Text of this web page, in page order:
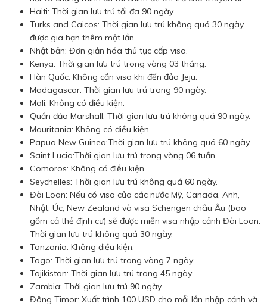
Haiti: Thời gian lưu trú tối đa 90 ngày.
Turks and Caicos: Thời gian lưu trú không quá 30 ngày,
được gia hạn thêm một lần.
Nhật bản: Đơn giản hóa thủ tục cấp visa.
Kenya: Thời gian lưu trú trong vòng 03 tháng.
Hàn Quốc: Không cần visa khi đến đảo Jeju.
Madagascar: Thời gian lưu trú trong 90 ngày.
Mali: Không có điều kiện.
Quần đảo Marshall: Thời gian lưu trú không quá 90 ngày.
Mauritania: Không có điều kiện.
Papua New Guinea:Thời gian lưu trú không quá 60 ngày.
Saint Lucia:Thời gian lưu trú trong vòng 06 tuần.
Comoros: Không có điều kiện.
Seychelles: Thời gian lưu trú không quá 60 ngày.
Đài Loan: Nếu có visa của các nước Mỹ, Canada, Anh,
Nhật, Úc, New Zealand và visa Schengen châu Âu (bao
gồm cả thẻ định cư) sẽ được miễn visa nhập cảnh Đài Loan.
Thời gian lưu trú không quá 30 ngày.
Tanzania: Không điều kiện.
Togo: Thời gian lưu trú trong vòng 7 ngày.
Tajikistan: Thời gian lưu trú trong 45 ngày.
Zambia: Thời gian lưu trú 90 ngày.
Đông Timor: Xuất trình 100 USD cho mỗi lần nhập cảnh và